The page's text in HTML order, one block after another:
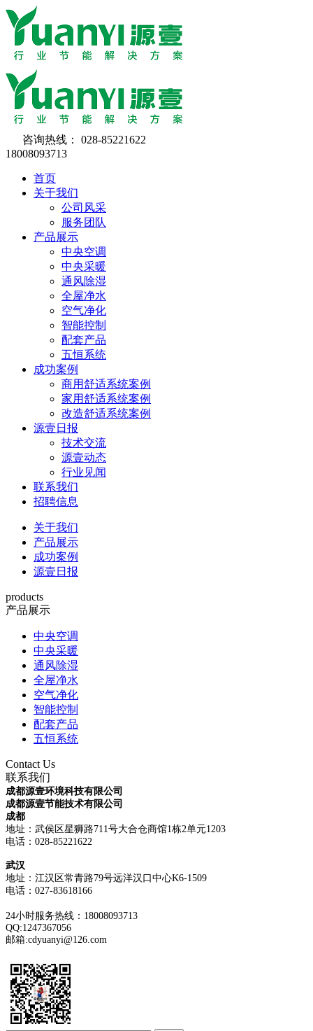
咨询热线： 028-85221622
18008093713
首页
关于我们
公司风采
服务团队
产品展示
中央空调
中央采暖
通风除湿
全屋净水
空气净化
智能控制
配套产品
五恒系统
成功案例
商用舒适系统案例
家用舒适系统案例
改造舒适系统案例
源壹日报
技术交流
源壹动态
行业见闻
联系我们
招聘信息
关于我们
产品展示
成功案例
源壹日报
products
产品展示
中央空调
中央采暖
通风除湿
全屋净水
空气净化
智能控制
配套产品
五恒系统
Contact Us
联系我们
成都源壹环境科技有限公司
成都源壹节能技术有限公司
成都
地址：武侯区星狮路711号大合仓商馆1栋2单元1203
电话：028-85221622
武汉
地址：江汉区常青路79号远洋汉口中心K6-1509
电话： 027-83618166
24小时服务热线：18008093713
QQ:1247367056
邮箱:cdyuanyi@126.com